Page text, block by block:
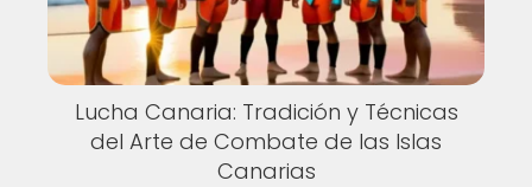
Lucha Canaria: Tradición y Técnicas
del Arte de Combate de las Islas
Canarias